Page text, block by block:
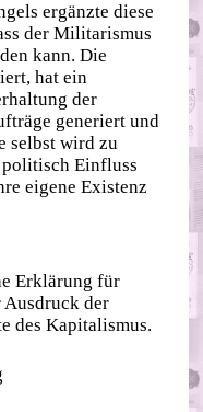
ergänzte diese
der Militarismus
kann. Die
hat ein
der
generiert und
selbst wird zu
Einfluss
eigene Existenz
Erklärung für
der
des Kapitalismus.